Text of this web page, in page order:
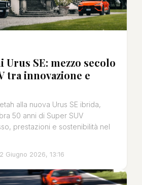
SE: mezzo secolo
tra innovazione e
alla nuova Urus SE ibrida,
50 anni di Super SUV
prestazioni e sostenibilità nel
Giugno 2026, 13:16